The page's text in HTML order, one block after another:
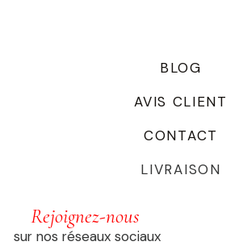
Rejoignez-nous
sur nos réseaux sociaux
BLOG
AVIS CLIENT
CONTACT
LIVRAISON